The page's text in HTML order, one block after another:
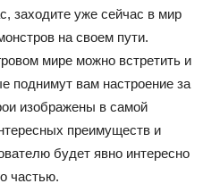
заходите уже сейчас в мир
на своем пути.
мире можно встретить и
поднимут вам настроение за
изображены в самой
преимуществ и
будет явно интересно
частью.